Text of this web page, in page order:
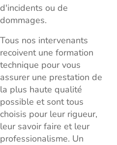
d'incidents ou de
dommages.
Tous nos intervenants
recoivent une formation
technique pour vous
assurer une prestation de
la plus haute qualité
possible et sont tous
choisis pour leur rigueur,
leur savoir faire et leur
professionalisme. Un